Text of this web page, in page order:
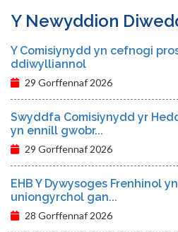
Y Newyddion
Y Comisiynydd yn cefnogi
ddiwylliannol
29 Gorffennaf 2026
Swyddfa Comisiynydd yr
yn ennill gwobr...
29 Gorffennaf 2026
EHB Y Dywysoges Frenhinol
uniongyrchol gan...
28 Gorffennaf 2026